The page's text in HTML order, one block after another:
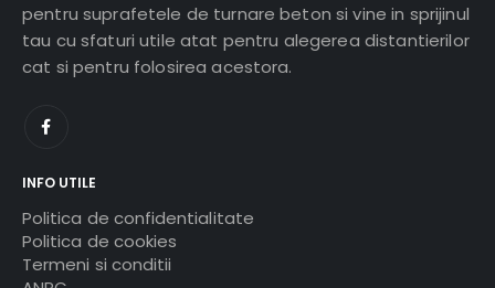
pentru suprafetele de turnare beton si vine in sprijinul
tau cu sfaturi utile atat pentru alegerea distantierilor
cat si pentru folosirea acestora.
INFO UTILE
Politica de confidentialitate
Politica de cookies
Termeni si conditii